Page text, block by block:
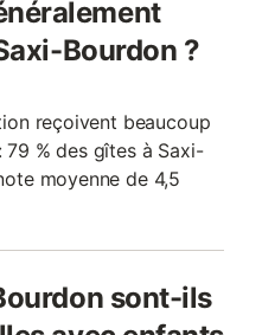
Bourdon ?
reçoivent beaucoup
% des gîtes à Saxi-
moyenne de 4,5
sont-ils